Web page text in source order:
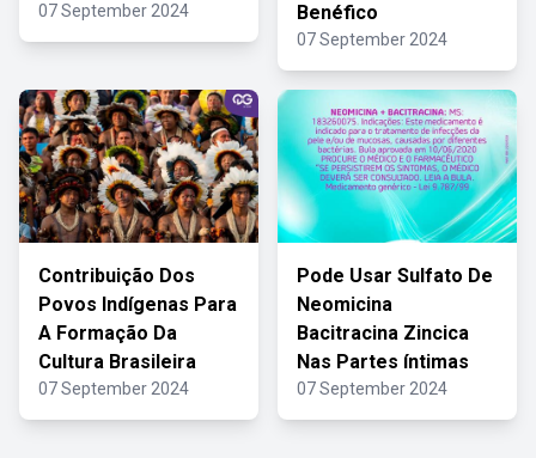
07 September 2024
Benéfico
07 September 2024
Contribuição Dos
Povos Indígenas Para
A Formação Da
Cultura Brasileira
07 September 2024
Pode Usar Sulfato De
Neomicina
Bacitracina Zincica
Nas Partes íntimas
07 September 2024